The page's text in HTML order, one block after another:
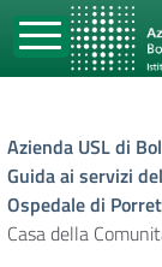
Azienda USL di
Guida ai servizi
Ospedale di
Casa della